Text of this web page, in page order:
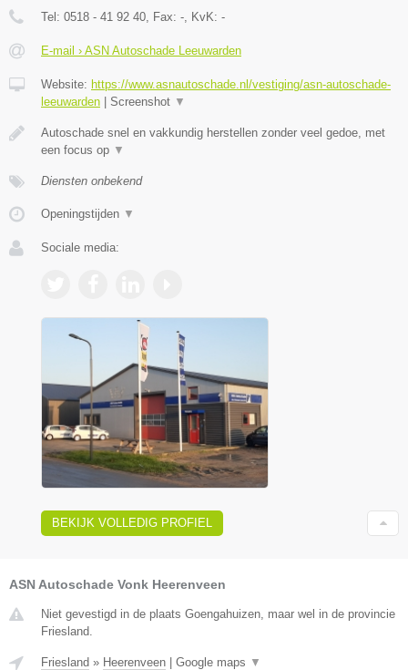
Tel: 0518 - 41 92 40, Fax: -, KvK: -
E-mail › ASN Autoschade Leeuwarden
Website: https://www.asnautoschade.nl/vestiging/asn-autoschade-
leeuwarden
Screenshot ▼
Autoschade snel en vakkundig herstellen zonder veel gedoe, met
een focus op ▼
Diensten onbekend
Openingstijden ▼
Sociale media:
BEKIJK VOLLEDIG PROFIEL
ASN Autoschade Vonk Heerenveen
Niet gevestigd in de plaats Goengahuizen, maar wel in de provincie
Friesland.
Friesland » Heerenveen | Google maps ▼